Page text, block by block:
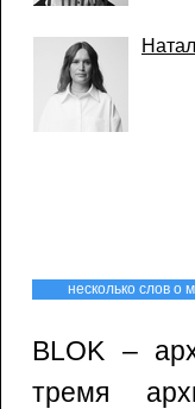
несколько слов о
BLOK –
тремя